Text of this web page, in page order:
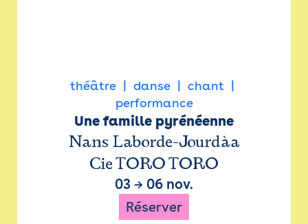
théâtre danse
chant
performance
Une famille pyrénéenne
Nans Laborde-Jourdàa
Cie TORO TORO
03 → 06 nov.
Réserver